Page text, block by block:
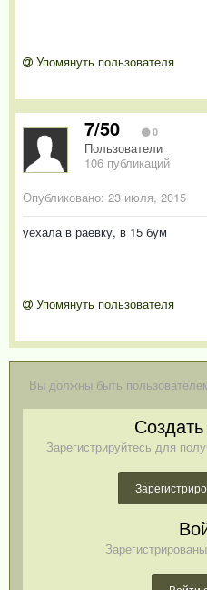
Упомянуть пользователя
7/50 0
Пользователи
106 публикаций
Опубликовано: 23 июля, 2015
уехала в раевку, в 15 бум
Упомянуть пользователя
Вы должны быть
Зарегистрируйтесь для